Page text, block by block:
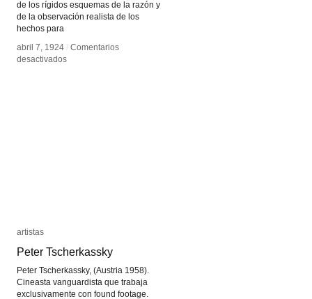
de los rígidos esquemas de la razón y
de la observación realista de los
hechos para
abril 7, 1924 / Comentarios
desactivadosen
abril 7, 1924 / Comentarios
desactivadosen
artistas
Peter Tscherkassky
Peter Tscherkassky, (Austria 1958).
Cineasta vanguardista que trabaja
exclusivamente con found footage.
artistas
Peter Tscherkassky